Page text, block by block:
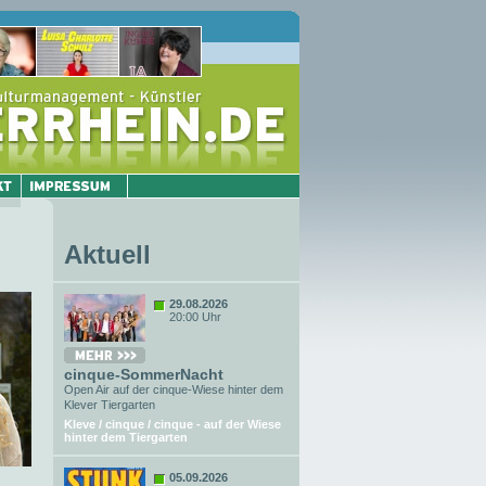
Aktuell
29.08.2026
20:00 Uhr
cinque-SommerNacht
Open Air auf der cinque-Wiese hinter dem
Klever Tiergarten
Kleve / cinque / cinque - auf der Wiese
hinter dem Tiergarten
05.09.2026